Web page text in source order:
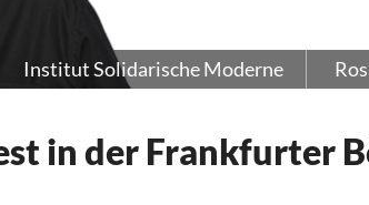
Institut Solidarische Moderne
in der Frankfurter